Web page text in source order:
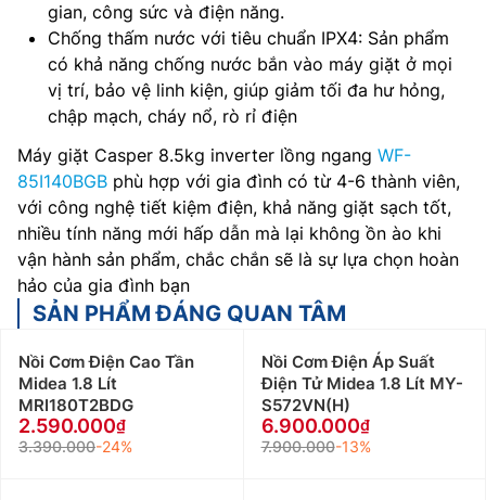
gian, công sức và điện năng.
Chống thấm nước với tiêu chuẩn IPX4: Sản phẩm
có khả năng chống nước bắn vào máy giặt ở mọi
vị trí, bảo vệ linh kiện, giúp giảm tối đa hư hỏng,
chập mạch, cháy nổ, rò rỉ điện
Máy giặt Casper 8.5kg inverter lồng ngang WF-
85I140BGB phù hợp với gia đình có từ 4-6 thành viên,
với công nghệ tiết kiệm điện, khả năng giặt sạch tốt,
nhiều tính năng mới hấp dẫn mà lại không ồn ào khi
vận hành sản phẩm, chắc chắn sẽ là sự lựa chọn hoàn
hảo của gia đình bạn
SẢN PHẨM ĐÁNG QUAN TÂM
Nồi Cơm Điện Cao Tần
Midea 1.8 Lít
MRI180T2BDG
2.590.000
3.390.000-24%
Nồi Cơm Điện Áp Suất
Điện Tử Midea 1.8 Lít MY-
S572VN(H)
6.900.000
7.900.000-13%